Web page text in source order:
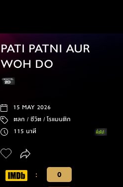
PATI PATNI AUR
WOH DO
15 MAY 2026
ตลก /ชีวิต /โรแมนติก
115 นาที
:
0